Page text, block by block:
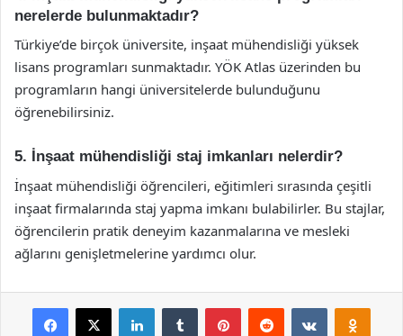
nerelerde bulunmaktadır?
Türkiye’de birçok üniversite, inşaat mühendisliği yüksek
lisans programları sunmaktadır. YÖK Atlas üzerinden bu
programların hangi üniversitelerde bulunduğunu
öğrenebilirsiniz.
5. İnşaat mühendisliği staj imkanları nelerdir?
İnşaat mühendisliği öğrencileri, eğitimleri sırasında çeşitli
inşaat firmalarında staj yapma imkanı bulabilirler. Bu stajlar,
öğrencilerin pratik deneyim kazanmalarına ve mesleki
ağlarını genişletmelerine yardımcı olur.
Facebook
X LinkedInTumblr PinterestReddit VKontakte